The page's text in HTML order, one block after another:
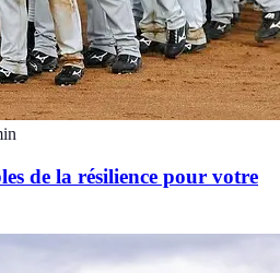
de la résilience pour votre